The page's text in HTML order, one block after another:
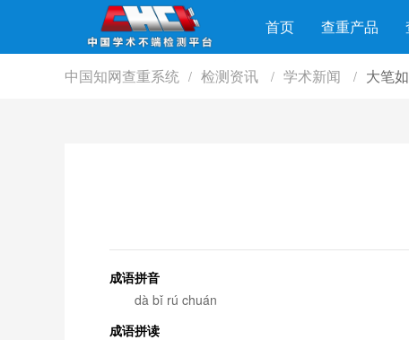
首页 查重产品
中国知网查重系统 / 检测资讯 / 学术新闻 / 大笔
成语拼音
dà bǐ rú chuán
成语拼读